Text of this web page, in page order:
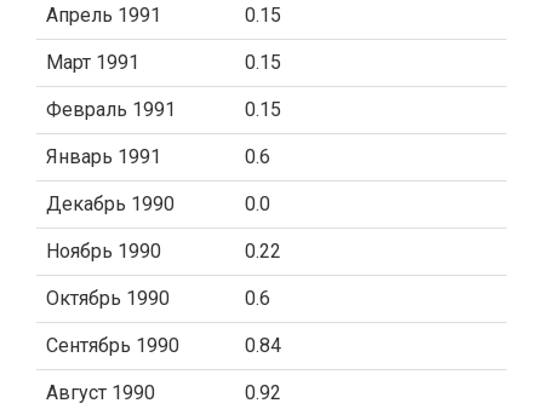
Апрель 1991 0.15
Март 1991 0.15
Февраль 1991 0.15
Январь 1991 0.6
Декабрь 1990 0.0
Ноябрь 1990 0.22
Октябрь 1990 0.6
Сентябрь 1990 0.84
Август 1990 0.92